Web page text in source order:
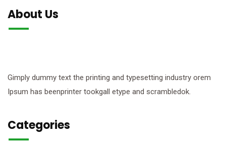
About Us
Gimply dummy text the printing and typesetting industry orem
Ipsum has beenprinter tookgall etype and scrambledok.
Categories